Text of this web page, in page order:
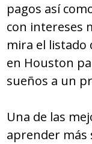
pagos así
con intereses
mira el listado
en Houston
sueños a un
Una de las
aprender más